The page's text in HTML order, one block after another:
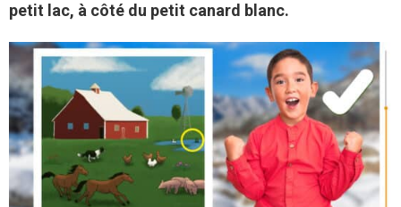
petit lac, à côté du petit canard blanc.